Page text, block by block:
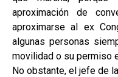
aproximación de
aproximarse al ex
algunas personas
movilidad o su permiso
No obstante, el jefe de